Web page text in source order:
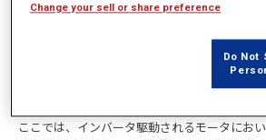
ここでは、インバータ駆動されるモータにお
Change your sell or share preference
Do Not